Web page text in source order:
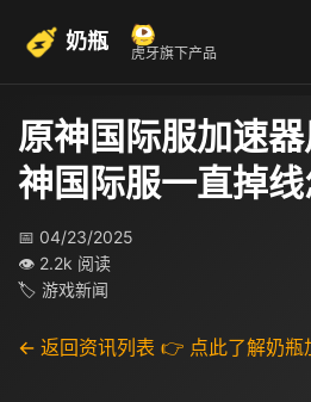
奶瓶 虎牙旗下产品
原神国际服加速
神国际服一直掉
📅 04/23/2025
👁 2.2k 阅读
🏷 游戏新闻
← 返回资讯列表 👉 点此了解奶瓶